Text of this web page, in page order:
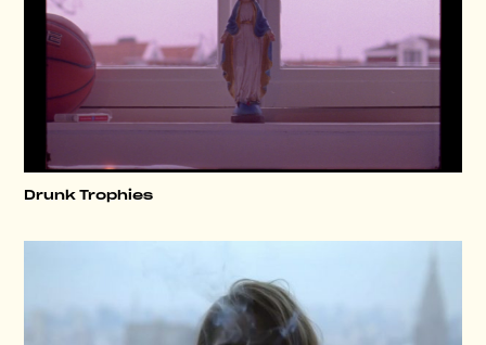
Drunk Trophies